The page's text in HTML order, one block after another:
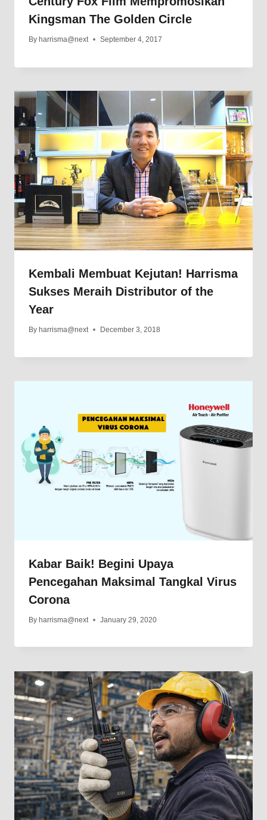
Kingsman The Golden Circle
By harrisma@next September 4, 2017
Kembali Membuat Kejutan! Harrisma
Sukses Meraih Distributor of the
Year
By harrisma@next December 3, 2018
Kabar Baik! Begini Upaya
Pencegahan Maksimal Tangkal Virus
Corona
By harrisma@next January 29, 2020